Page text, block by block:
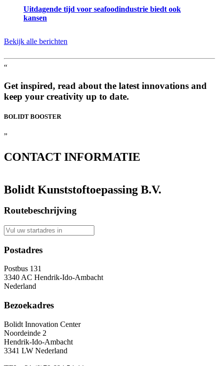
Uitdagende tijd voor seafoodindustrie biedt ook
kansen
Bekijk alle berichten
“
Get inspired, read about the latest innovations and
keep your creativity up to date.
BOLIDT BOOSTER
”
CONTACT INFORMATIE
Bolidt Kunststoftoepassing B.V.
Routebeschrijving
Postadres
Postbus 131
3340 AC Hendrik-Ido-Ambacht
Nederland
Bezoekadres
Bolidt Innovation Center
Noordeinde 2
Hendrik-Ido-Ambacht
3341 LW Nederland